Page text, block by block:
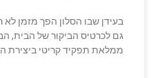
בעידן שבו הסלון הפך מזמן
גם לכרטיס הביקור של הבית,
ממלאת תפקיד קריטי ביצירת